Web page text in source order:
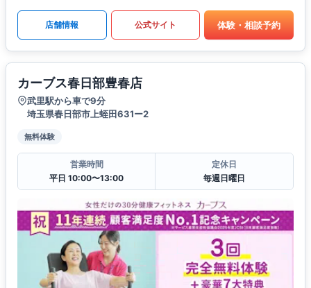
店舗情報 公式サイト 体験・相談予約
カーブス春日部豊春店
武里駅から車で9分
埼玉県春日部市上蛭田631ー2
無料体験
営業時間
平日 10:00〜13:00
定休日
毎週日曜日